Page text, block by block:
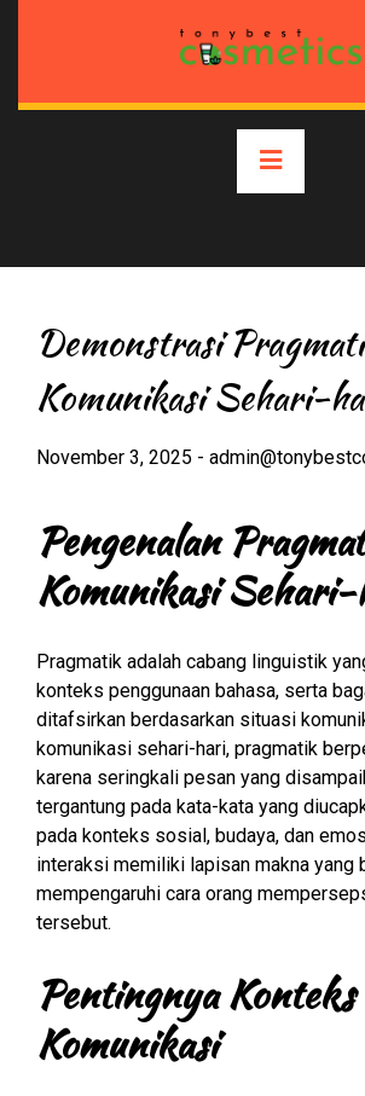
Primary
Menu
Demonstrasi
Komunikasi Sehari-
November 3, 2025 -
Pengenalan
Komunikasi
Pragmatik adalah cabang linguistik
konteks penggunaan bahasa, serta
ditafsirkan berdasarkan situasi
komunikasi sehari-hari, pragmatik
karena seringkali pesan yang
tergantung pada kata-kata yang
pada konteks sosial, budaya, dan
interaksi memiliki lapisan makna yang
mempengaruhi cara orang
tersebut.
Pentingnya Konteks
Komunikasi